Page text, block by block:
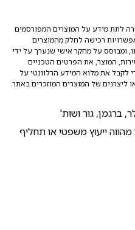
לתת מידע על המוצרים המפורסמים
רכישה לחלק מהמוצרים
ומבוסס על מחקר אישי שנערך על ידי
המוצר, את הפרטים הטכניים
לקבל את מלוא המידע הרלוונטי על
ליצרנים של המוצרים המוזכרים באתר.
ייעוץ משפטי או תחליף